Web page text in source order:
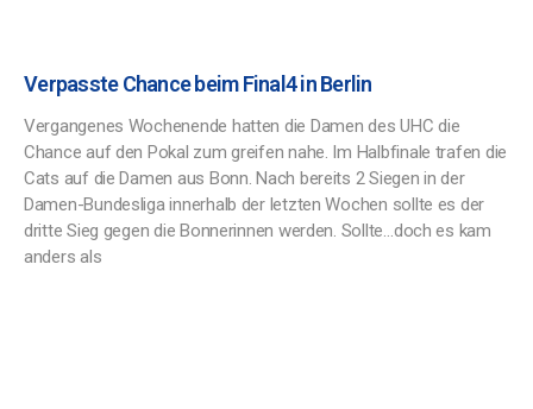
Verpasste Chance beim Final4 in Berlin
Vergangenes Wochenende hatten die Damen des UHC die
Chance auf den Pokal zum greifen nahe. Im Halbfinale trafen die
Cats auf die Damen aus Bonn. Nach bereits 2 Siegen in der
Damen-Bundesliga innerhalb der letzten Wochen sollte es der
dritte Sieg gegen die Bonnerinnen werden. Sollte…doch es kam
anders als